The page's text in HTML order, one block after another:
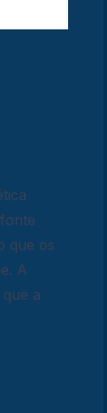
que os
A
a